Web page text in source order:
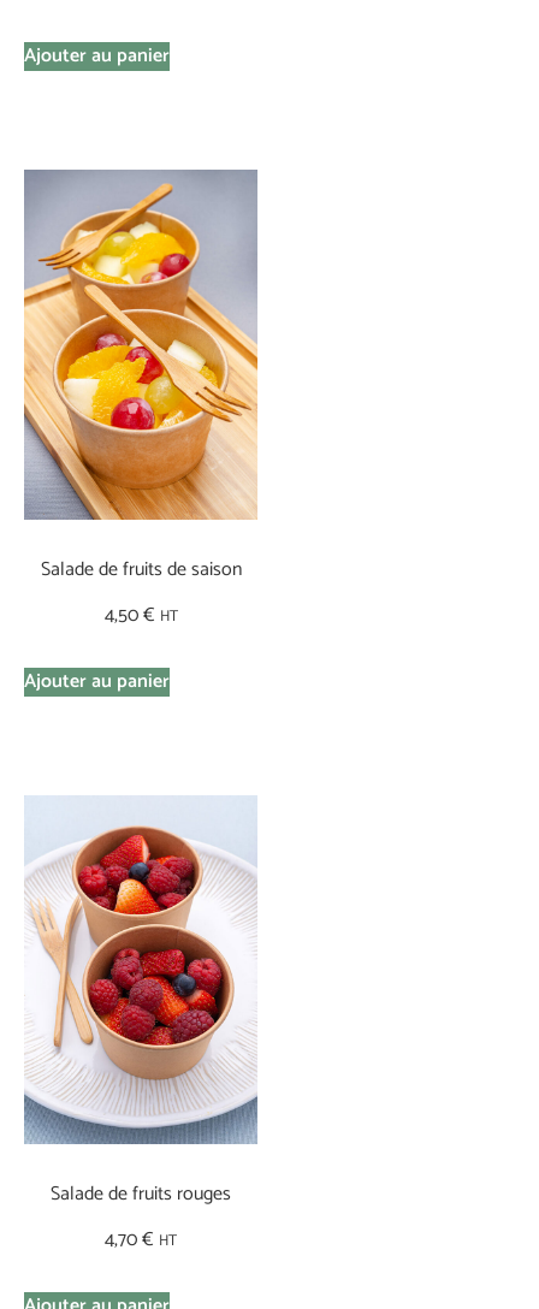
Ajouter au panier
Salade de fruits de saison
4,50€ HT
Ajouter au panier
Salade de fruits rouges
4,70€ HT